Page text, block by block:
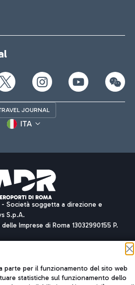
JOURNAL
ITA
Società soggetta a direzione e
S.p.A.
Imprese di Roma 13032990155 P.
Note legali
parte per il funzionamento del sito web
statistiche sul funzionamento dello